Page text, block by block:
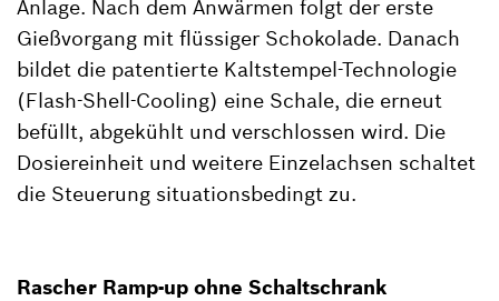
Anlage. Nach dem Anwärmen folgt der erste
Gießvorgang mit flüssiger Schokolade. Danach
bildet die patentierte Kaltstempel-Technologie
(Flash-Shell-Cooling) eine Schale, die erneut
befüllt, abgekühlt und verschlossen wird. Die
Dosiereinheit und weitere Einzelachsen schaltet
die Steuerung situationsbedingt zu.
Rascher Ramp-up ohne Schaltschrank